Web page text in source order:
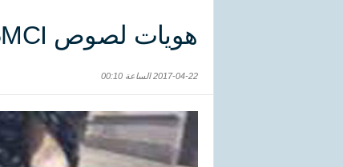
هويات لصوص BMCI الذين كشفتهم إمرأة
2017-04-22 الساعة 00:10